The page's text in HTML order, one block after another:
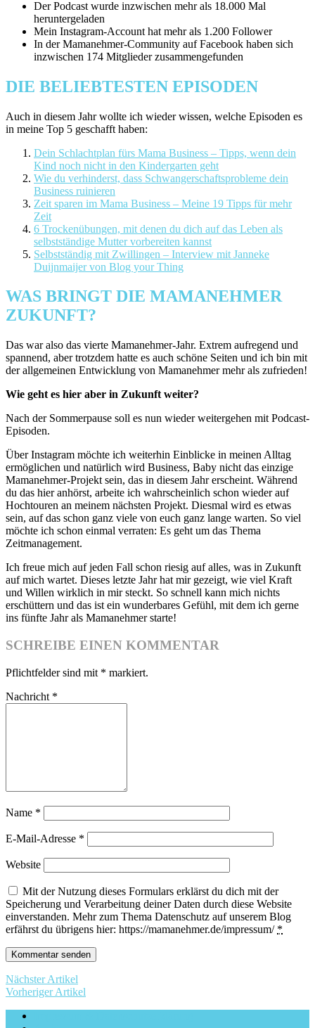
Der Podcast wurde inzwischen mehr als 18.000 Mal
heruntergeladen
Mein Instagram-Account hat mehr als 1.200 Follower
In der Mamanehmer-Community auf Facebook haben sich
inzwischen 174 Mitglieder zusammengefunden
DIE BELIEBTESTEN EPISODEN
Auch in diesem Jahr wollte ich wieder wissen, welche Episoden es
in meine Top 5 geschafft haben:
Dein Schlachtplan fürs Mama Business – Tipps, wenn dein
Kind noch nicht in den Kindergarten geht
Wie du verhinderst, dass Schwangerschaftsprobleme dein
Business ruinieren
Zeit sparen im Mama Business – Meine 19 Tipps für mehr
Zeit
6 Trockenübungen, mit denen du dich auf das Leben als
selbstständige Mutter vorbereiten kannst
Selbstständig mit Zwillingen – Interview mit Janneke
Duijnmaijer von Blog your Thing
WAS BRINGT DIE MAMANEHMER
ZUKUNFT?
Das war also das vierte Mamanehmer-Jahr. Extrem aufregend und
spannend, aber trotzdem hatte es auch schöne Seiten und ich bin mit
der allgemeinen Entwicklung von Mamanehmer mehr als zufrieden!
Wie geht es hier aber in Zukunft weiter?
Nach der Sommerpause soll es nun wieder weitergehen mit Podcast-
Episoden.
Über Instagram möchte ich weiterhin Einblicke in meinen Alltag
ermöglichen und natürlich wird Business, Baby nicht das einzige
Mamanehmer-Projekt sein, das in diesem Jahr erscheint. Während
du das hier anhörst, arbeite ich wahrscheinlich schon wieder auf
Hochtouren an meinem nächsten Projekt. Diesmal wird es etwas
sein, auf das schon ganz viele von euch ganz lange warten. So viel
möchte ich schon einmal verraten: Es geht um das Thema
Zeitmanagement.
Ich freue mich auf jeden Fall schon riesig auf alles, was in Zukunft
auf mich wartet. Dieses letzte Jahr hat mir gezeigt, wie viel Kraft
und Willen wirklich in mir steckt. So schnell kann mich nichts
erschüttern und das ist ein wunderbares Gefühl, mit dem ich gerne
ins fünfte Jahr als Mamanehmer starte!
SCHREIBE EINEN KOMMENTAR
Pflichtfelder sind mit * markiert.
Nachricht *
Name *
E-Mail-Adresse *
Website
Mit der Nutzung dieses Formulars erklärst du dich mit der
Speicherung und Verarbeitung deiner Daten durch diese Website
einverstanden. Mehr zum Thema Datenschutz auf unserem Blog
erfährst du übrigens hier: https://mamanehmer.de/impressum/ *
Nächster Artikel
Vorheriger Artikel